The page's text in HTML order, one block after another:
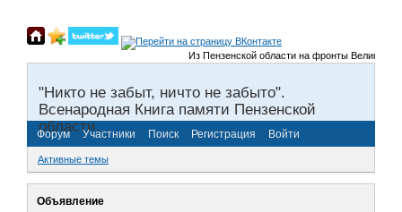
Из Пензенской области на фронты Великой
"Никто не забыт, ничто не забыто".
Всенародная Книга памяти Пензенской
области.
Форум Участники Поиск Регистрация Войти
Активные темы
Объявление